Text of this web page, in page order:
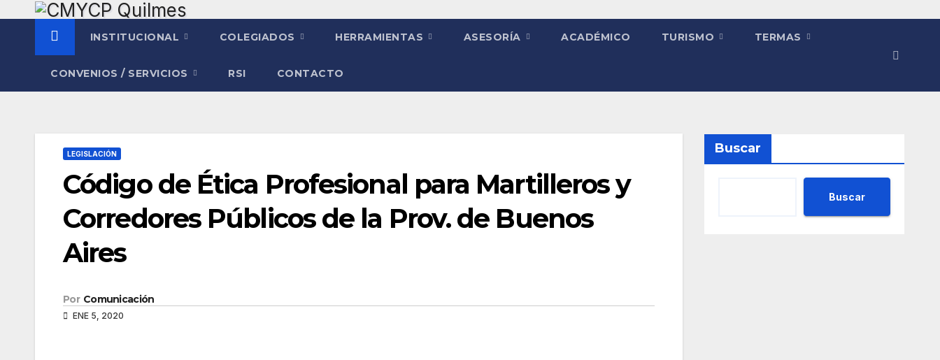
contenido
INSTITUCIONAL COLEGIADOS HERRAMIENTAS ASESORÍA ACADÉMICO TURISMO TERMAS
CONVENIOS / SERVICIOS RSI CONTACTO
LEGISLACIÓN
Código de Ética Profesional para Martilleros y
Corredores Públicos de la Prov. de Buenos
Aires
Por Comunicación
ENE 5, 2020
Buscar
Buscar